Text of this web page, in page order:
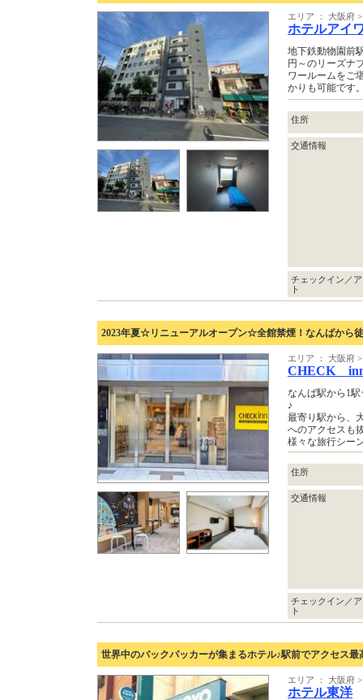
エリア ： 大阪府
ホテルアイ
地下鉄動物園前
円～のリーズナ
ワールームをご
かりも可能です
住所
交通情報
チェックイン／
ト
2023年夏☆リニューアルオープン☆全館禁煙！なんばから
エリア ： 大阪府
CHECK
なんば駅から1
♪
最寄り駅から、
へのアクセスも
様々な旅行シー
住所
交通情報
チェックイン／
ト
世界中のバックパッカーが集まるホテル♪駅前でアクセス最
エリア ： 大阪府
ホテル東洋